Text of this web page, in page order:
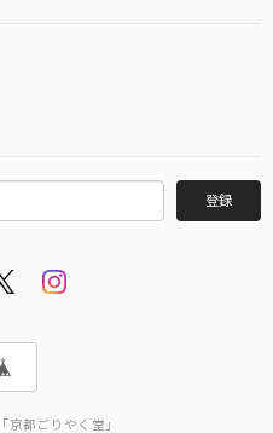
登録
都ごりやく堂」